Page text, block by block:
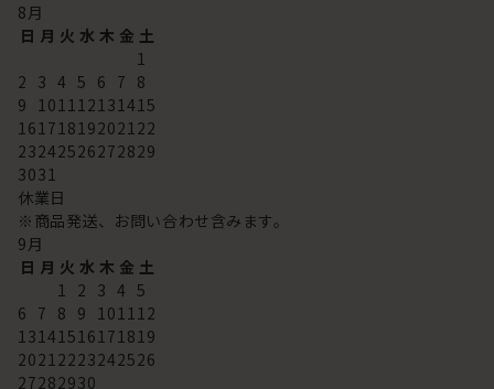
8月
日 月 火 水 木 金 土
1
2 3 4 5 6 7 8
9 101112131415
16171819202122
23242526272829
3031
休業日
※商品発送、お問い合わせ含みます。
9月
日 月 火 水 木 金 土
1 2 3 4 5
6 7 8 9 101112
13141516171819
20212223242526
27282930